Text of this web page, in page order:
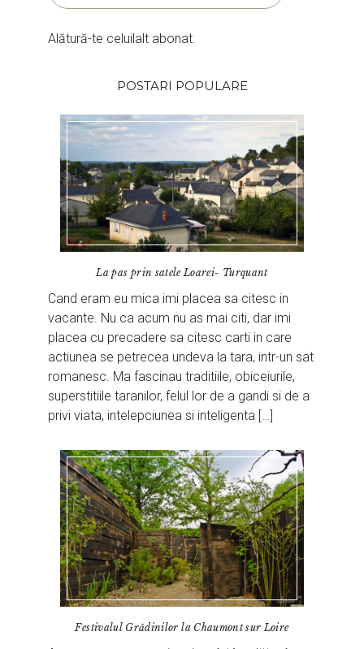
Alătură-te celuilalt abonat.
POSTARI POPULARE
La pas prin satele Loarei- Turquant
Cand eram eu mica imi placea sa citesc in
vacante. Nu ca acum nu as mai citi, dar imi
placea cu precadere sa citesc carti in care
actiunea se petrecea undeva la tara, intr-un sat
romanesc. Ma fascinau traditiile, obiceiurile,
superstitiile taranilor, felul lor de a gandi si de a
privi viata, intelepciunea si inteligenta […]
Festivalul Grădinilor la Chaumont sur Loire